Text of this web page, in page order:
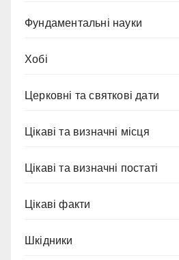
Фундаментальні науки
Хобі
Церковні та святкові дати
Цікаві та визначні місця
Цікаві та визначні постаті
Цікаві факти
Шкідники